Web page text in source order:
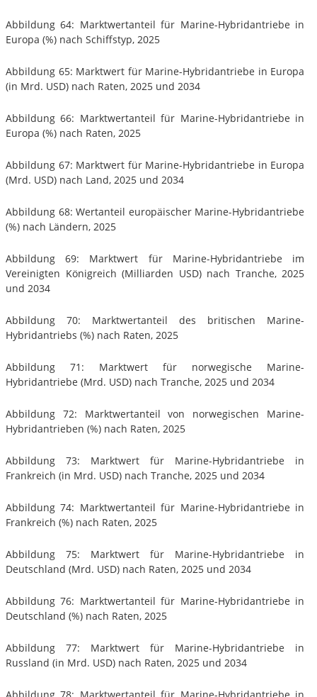
Abbildung 64: Marktwertanteil für Marine-Hybridantriebe in
Europa (%) nach Schiffstyp, 2025
Abbildung 65: Marktwert für Marine-Hybridantriebe in Europa
(in Mrd. USD) nach Raten, 2025 und 2034
Abbildung 66: Marktwertanteil für Marine-Hybridantriebe in
Europa (%) nach Raten, 2025
Abbildung 67: Marktwert für Marine-Hybridantriebe in Europa
(Mrd. USD) nach Land, 2025 und 2034
Abbildung 68: Wertanteil europäischer Marine-Hybridantriebe
(%) nach Ländern, 2025
Abbildung 69: Marktwert für Marine-Hybridantriebe im
Vereinigten Königreich (Milliarden USD) nach Tranche, 2025
und 2034
Abbildung 70: Marktwertanteil des britischen Marine-
Hybridantriebs (%) nach Raten, 2025
Abbildung 71: Marktwert für norwegische Marine-
Hybridantriebe (Mrd. USD) nach Tranche, 2025 und 2034
Abbildung 72: Marktwertanteil von norwegischen Marine-
Hybridantrieben (%) nach Raten, 2025
Abbildung 73: Marktwert für Marine-Hybridantriebe in
Frankreich (in Mrd. USD) nach Tranche, 2025 und 2034
Abbildung 74: Marktwertanteil für Marine-Hybridantriebe in
Frankreich (%) nach Raten, 2025
Abbildung 75: Marktwert für Marine-Hybridantriebe in
Deutschland (Mrd. USD) nach Raten, 2025 und 2034
Abbildung 76: Marktwertanteil für Marine-Hybridantriebe in
Deutschland (%) nach Raten, 2025
Abbildung 77: Marktwert für Marine-Hybridantriebe in
Russland (in Mrd. USD) nach Raten, 2025 und 2034
Abbildung 78: Marktwertanteil für Marine-Hybridantriebe in